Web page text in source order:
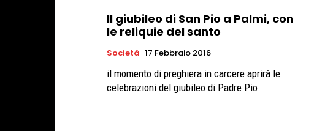
Il giubileo di San Pio a Palmi, con
le reliquie del santo
Società 17 Febbraio 2016
il momento di preghiera in carcere aprirà le
celebrazioni del giubileo di Padre Pio